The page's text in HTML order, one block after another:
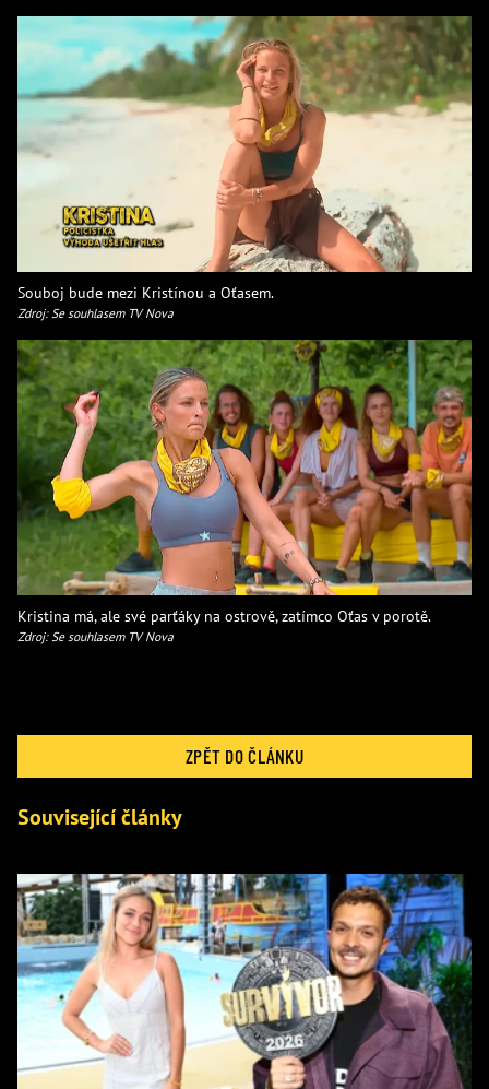
Souboj bude mezi Kristínou a Oťasem.
Zdroj: Se souhlasem TV Nova
Kristina má, ale své parťáky na ostrově, zatímco Oťas v porotě.
Zdroj: Se souhlasem TV Nova
ZPĚT DO ČLÁNKU
Související články